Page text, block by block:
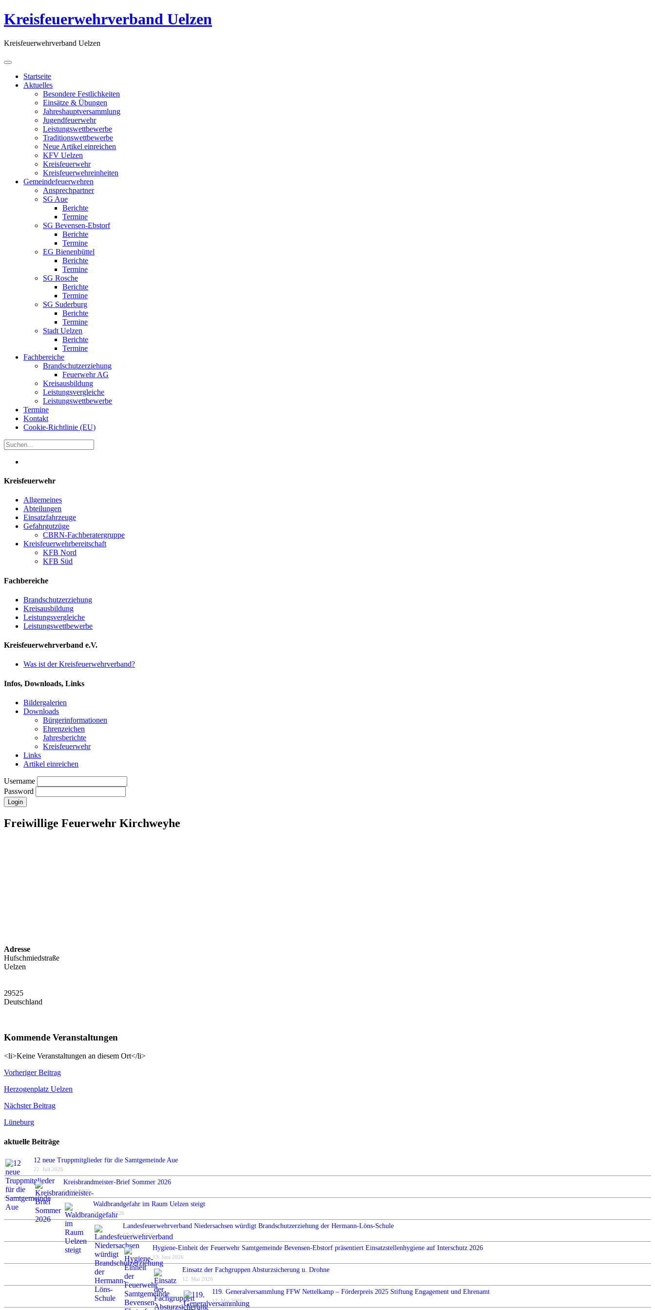
Kreisfeuerwehrverband Uelzen
Kreisfeuerwehrverband Uelzen
Startseite
Aktuelles
Besondere Festlichkeiten
Einsätze & Übungen
Jahreshauptversammlung
Jugendfeuerwehr
Leistungswettbewerbe
Traditionswettbewerbe
Neue Artikel einreichen
KFV Uelzen
Kreisfeuerwehr
Kreisfeuerwehreinheiten
Gemeindefeuerwehren
Ansprechpartner
SG Aue
Berichte
Termine
SG Bevensen-Ebstorf
Berichte
Termine
EG Bienenbüttel
Berichte
Termine
SG Rosche
Berichte
Termine
SG Suderburg
Berichte
Termine
Stadt Uelzen
Berichte
Termine
Fachbereiche
Brandschutzerziehung
Feuerwehr AG
Kreisausbildung
Leistungsvergleiche
Leistungswettbewerbe
Termine
Kontakt
Cookie-Richtlinie (EU)
Kreisfeuerwehr
Allgemeines
Abteilungen
Einsatzfahrzeuge
Gefahrgutzüge
CBRN-Fachberatergruppe
Kreisfeuerwehrbereitschaft
KFB Nord
KFB Süd
Fachbereiche
Brandschutzerziehung
Kreisausbildung
Leistungsvergleiche
Leistungswettbewerbe
Kreisfeuerwehrverband e.V.
Was ist der Kreisfeuerwehrverband?
Infos, Downloads, Links
Bildergalerien
Downloads
Bürgerinformationen
Ehrenzeichen
Jahresberichte
Kreisfeuerwehr
Links
Artikel einreichen
Username
Password
Freiwillige Feuerwehr Kirchweyhe
Adresse
Hufschmiedstraße
Uelzen
29525
Deutschland
Kommende Veranstaltungen
<li>Keine Veranstaltungen an diesem Ort</li>
Beitragsnavigation
Vorheriger Beitrag
Herzogenplatz Uelzen
Nächster Beitrag
Lüneburg
aktuelle Beiträge
12 neue Truppmitglieder für die Samtgemeinde Aue
22. Juli 2026
Kreisbrandmeister-Brief Sommer 2026
6. Juli 2026
Waldbrandgefahr im Raum Uelzen steigt
24. Juni 2026
Landesfeuerwehrverband Niedersachsen würdigt Brandschutzerziehung der Hermann-Löns-Schule
17. Juni 2026
Hygiene-Einheit der Feuerwehr Samtgemeinde Bevensen-Ebstorf präsentiert Einsatzstellenhygiene auf Interschutz 2026
13. Juni 2026
Einsatz der Fachgruppen Absturzsicherung u. Drohne
12. Mai 2026
119. Generalversammlung FFW Nettelkamp – Förderpreis 2025 Stiftung Engagement und Ehrenamt
12. Mai 2026